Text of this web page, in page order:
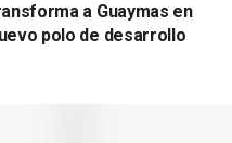
a Guaymas en
polo de desarrollo